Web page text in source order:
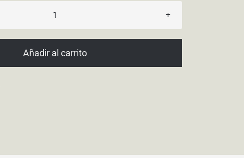
Dazzling
Añadir al carrito